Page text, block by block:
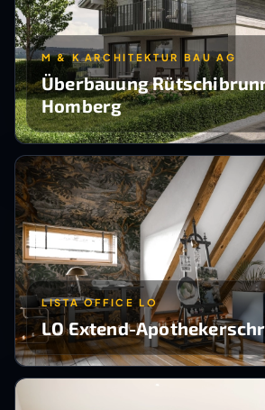
M & K ARCHITEKTUR BAU AG
Überbauung
Homberg
LISTA OFFICE LO
LO Extend-